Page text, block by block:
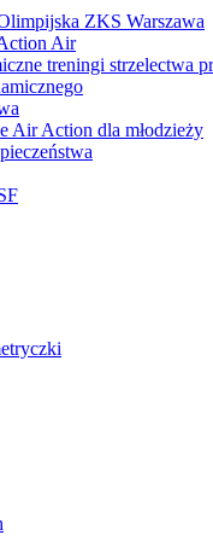
ZKS Warszawa
Air
treningi strzelectwa
Air Action dla młodzieży